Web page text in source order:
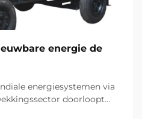
energie de
energiesystemen via
doorloopt